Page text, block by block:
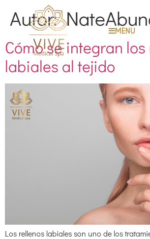
MENU
Autor:
Cómo se integran
labiales al tejido
Los rellenos labiales son uno de los